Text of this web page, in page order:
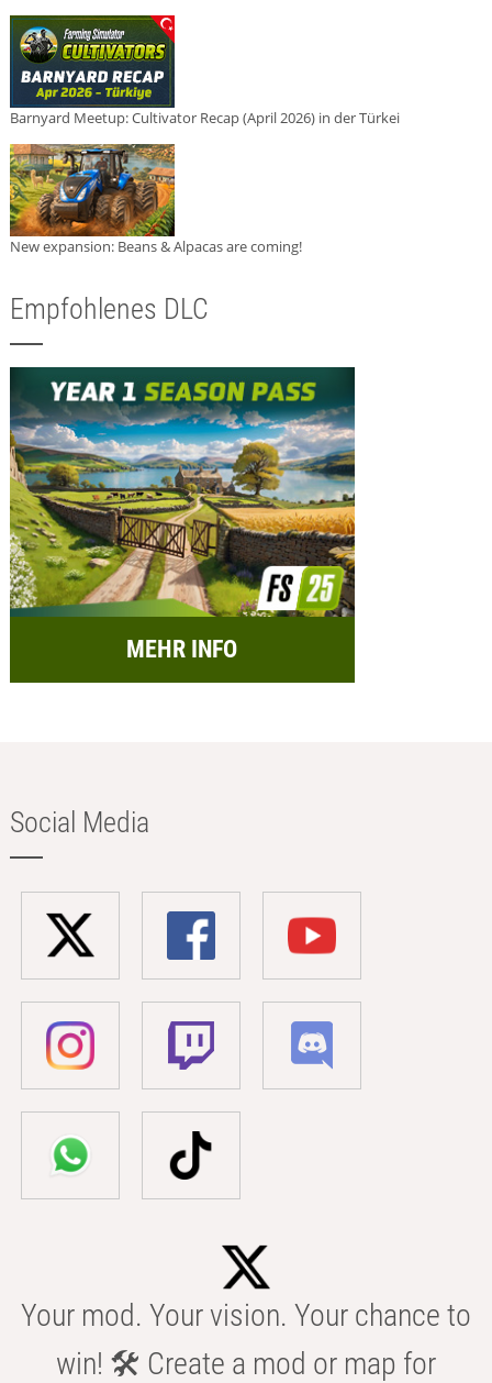
Barnyard Meetup: Cultivator Recap (April 2026) in der Türkei
New expansion: Beans & Alpacas are coming!
Empfohlenes DLC
MEHR INFO
Social Media
Your mod. Your vision. Your chance to
win! 🛠️ Create a mod or map for